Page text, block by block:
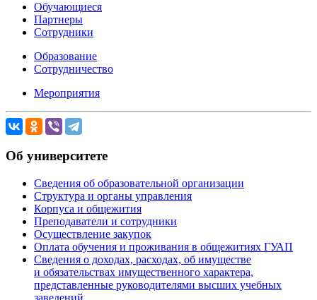
Обучающиеся
Партнеры
Сотрудники
Образование
Сотрудничество
Мероприятия
Об университете
Сведения об образовательной организации
Структура и органы управления
Корпуса и общежития
Преподаватели и сотрудники
Осуществление закупок
Оплата обучения и проживания в общежитиях ГУАП
Сведения о доходах, расходах, об имуществе
и обязательствах имущественного характера,
представленные руководителями высших учебных
заведений